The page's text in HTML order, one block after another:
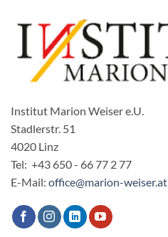
Institut Marion Weiser e.U.
Stadlerstr. 51
4020 Linz
Tel: +43 650 - 66 77 2 77
E-Mail: office@marion-weiser.at